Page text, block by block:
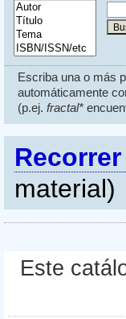
Escriba una o más
automáticamente
(p.ej. fractal*
material)
Este